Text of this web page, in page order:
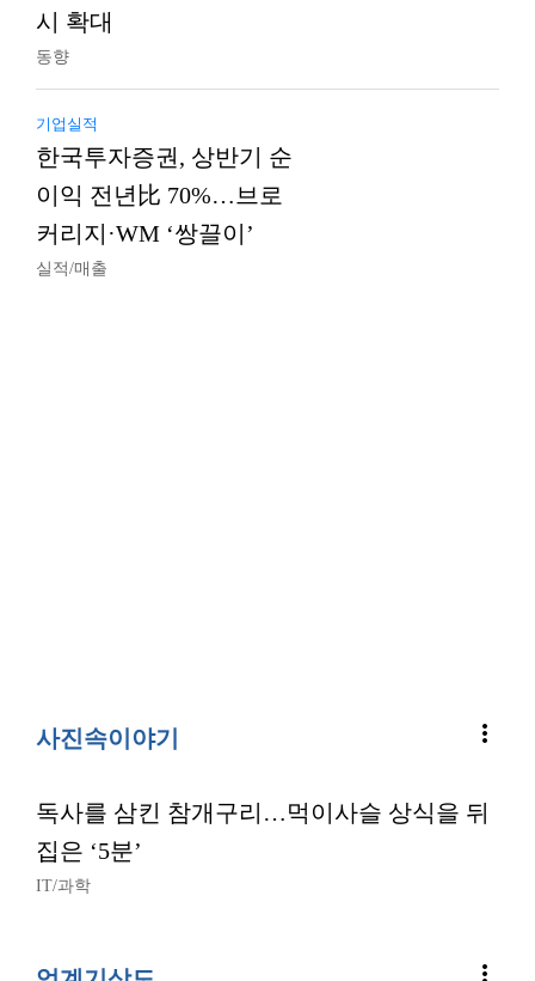
시 확대
동향
기업실적
한국투자증권, 상반기 순
이익 전년比 70%…브로
커리지·WM ‘쌍끌이’
실적/매출
사진속이야기 more_vert
독사를 삼킨 참개구리…먹이사슬 상식을 뒤
집은 ‘5분’
IT/과학
more_vert